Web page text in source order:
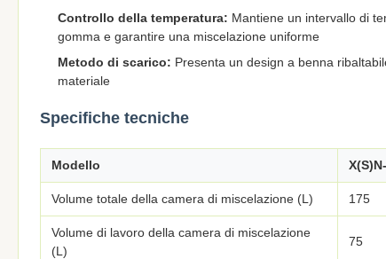
Controllo della temperatura: Mantiene un intervallo di
gomma e garantire una miscelazione uniforme
Metodo di scarico: Presenta un design a benna
materiale
Specifiche tecniche
Modello
Volume totale della camera di miscelazione (L) 175
Volume di lavoro della camera di miscelazione
(L)
75